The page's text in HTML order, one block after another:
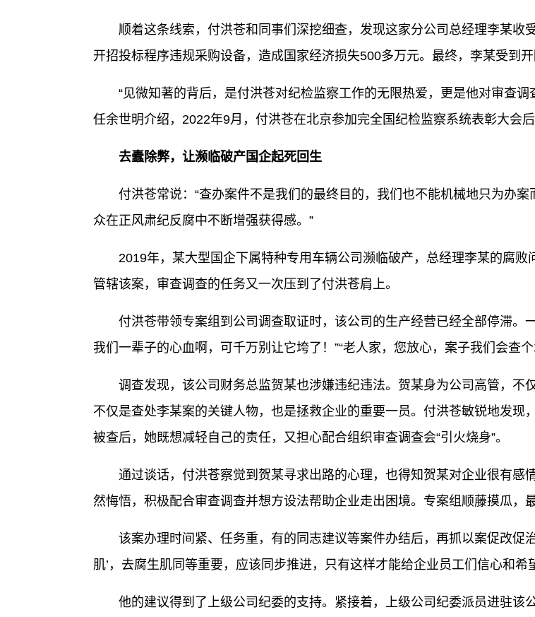
顺着这条线索，付洪苍和同事们深挖细查，发现这家分公司总经理李某收
开招投标程序违规采购设备，造成国家经济损失500多万元。最终，李某受到
“见微知著的背后，是付洪苍对纪检监察工作的无限热爱，更是他对审查调
任余世明介绍，2022年9月，付洪苍在北京参加完全国纪检监察系统表彰大会
去蠹除弊，让濒临破产国企起死回生
付洪苍常说：“查办案件不是我们的最终目的，我们也不能机械地只为办案
众在正风肃纪反腐中不断增强获得感。”
2019年，某大型国企下属特种专用车辆公司濒临破产，总经理李某的腐败
管辖该案，审查调查的任务又一次压到了付洪苍肩上。
付洪苍带领专案组到公司调查取证时，该公司的生产经营已经全部停滞。
我们一辈子的心血啊，可千万别让它垮了！”“老人家，您放心，案子我们会查
调查发现，该公司财务总监贺某也涉嫌违纪违法。贺某身为公司高管，不
不仅是查处李某案的关键人物，也是拯救企业的重要一员。付洪苍敏锐地发
被查后，她既想减轻自己的责任，又担心配合组织审查调查会“引火烧身”。
通过谈话，付洪苍察觉到贺某寻求出路的心理，也得知贺某对企业很有感
然悔悟，积极配合审查调查并想方设法帮助企业走出困境。专案组顺藤摸瓜，
该案办理时间紧、任务重，有的同志建议等案件办结后，再抓以案促改促治
肌’，去腐生肌同等重要，应该同步推进，只有这样才能给企业员工们信心和
他的建议得到了上级公司纪委的支持。紧接着，上级公司纪委派员进驻该